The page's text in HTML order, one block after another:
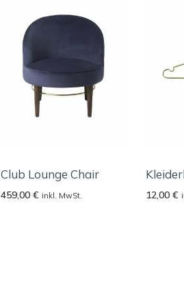
Club Lounge Chair
459,00€ inkl. MwSt. 12,00€